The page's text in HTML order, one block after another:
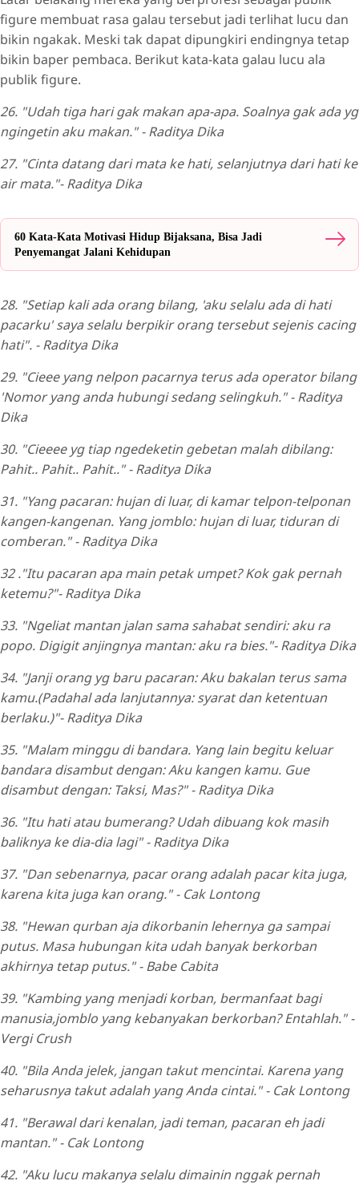
figure membuat rasa galau tersebut jadi terlihat lucu dan
bikin ngakak. Meski tak dapat dipungkiri endingnya tetap
bikin baper pembaca. Berikut kata-kata galau lucu ala
publik figure.
26. "Udah tiga hari gak makan apa-apa. Soalnya gak ada yg
ngingetin aku makan." - Raditya Dika
27. "Cinta datang dari mata ke hati, selanjutnya dari hati ke
air mata."- Raditya Dika
60 Kata-Kata Motivasi Hidup Bijaksana, Bisa Jadi
Penyemangat Jalani Kehidupan
28. "Setiap kali ada orang bilang, 'aku selalu ada di hati
pacarku' saya selalu berpikir orang tersebut sejenis cacing
hati". - Raditya Dika
29. "Cieee yang nelpon pacarnya terus ada operator bilang
'Nomor yang anda hubungi sedang selingkuh." - Raditya
Dika
30. "Cieeee yg tiap ngedeketin gebetan malah dibilang:
Pahit.. Pahit.. Pahit.." - Raditya Dika
31. "Yang pacaran: hujan di luar, di kamar telpon-telponan
kangen-kangenan. Yang jomblo: hujan di luar, tiduran di
comberan." - Raditya Dika
32 ."Itu pacaran apa main petak umpet? Kok gak pernah
ketemu?"- Raditya Dika
33. "Ngeliat mantan jalan sama sahabat sendiri: aku ra
popo. Digigit anjingnya mantan: aku ra bies."- Raditya Dika
34. "Janji orang yg baru pacaran: Aku bakalan terus sama
kamu.(Padahal ada lanjutannya: syarat dan ketentuan
berlaku.)"- Raditya Dika
35. "Malam minggu di bandara. Yang lain begitu keluar
bandara disambut dengan: Aku kangen kamu. Gue
disambut dengan: Taksi, Mas?" - Raditya Dika
36. "Itu hati atau bumerang? Udah dibuang kok masih
baliknya ke dia-dia lagi" - Raditya Dika
37. "Dan sebenarnya, pacar orang adalah pacar kita juga,
karena kita juga kan orang." - Cak Lontong
38. "Hewan qurban aja dikorbanin lehernya ga sampai
putus. Masa hubungan kita udah banyak berkorban
akhirnya tetap putus." - Babe Cabita
39. "Kambing yang menjadi korban, bermanfaat bagi
manusia,jomblo yang kebanyakan berkorban? Entahlah." -
Vergi Crush
40. "Bila Anda jelek, jangan takut mencintai. Karena yang
seharusnya takut adalah yang Anda cintai." - Cak Lontong
41. "Berawal dari kenalan, jadi teman, pacaran eh jadi
mantan." - Cak Lontong
42. "Aku lucu makanya selalu dimainin nggak pernah